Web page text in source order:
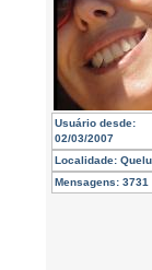
Usuário desde:
02/03/2007
Localidade:
Mensagens: 3731